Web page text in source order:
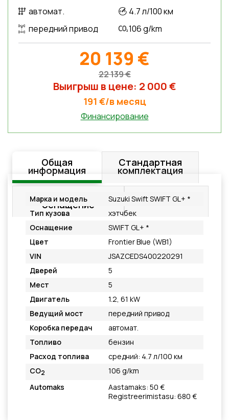
автомат.
передний привод
4.7 л/100 км
106 g/km
20 139 €
22 139 €
Выигрыш в цене: 2 000 €
191 €/в месяц
Финансирование
Общая
информация
Стандартная
комплектация
Дополнительное
оснащение
Подробнее
Марка и модель
Suzuki Swift SWIFT GL+ *
Тип кузова
хэтчбек
Оснащение
SWIFT GL+ *
Цвет
Frontier Blue (WB1)
VIN
JSAZCEDS400220291
Дверей
5
Мест
5
Двигатель
1.2, 61 kW
Ведущий мост
передний привод
Коробка передач
автомат.
Топливо
бензин
Расход топлива
средний: 4.7 л/100 км
CO2
106 g/km
Automaks
Aastamaks: 50 €
Registreerimistasu: 680 €